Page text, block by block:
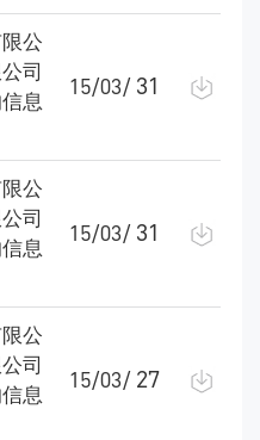
公
司
息
15/03/ 31
公
司
息
15/03/ 31
公
司
息
15/03/ 27